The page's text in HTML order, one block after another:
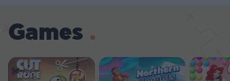
Games